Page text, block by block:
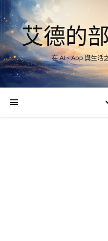
艾德的
在 AI、App 與生活